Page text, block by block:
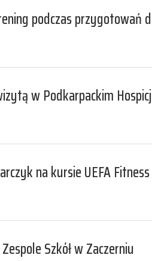
podczas przygotowań
w Podkarpackim
na kursie UEFA
Szkół w Zaczerniu